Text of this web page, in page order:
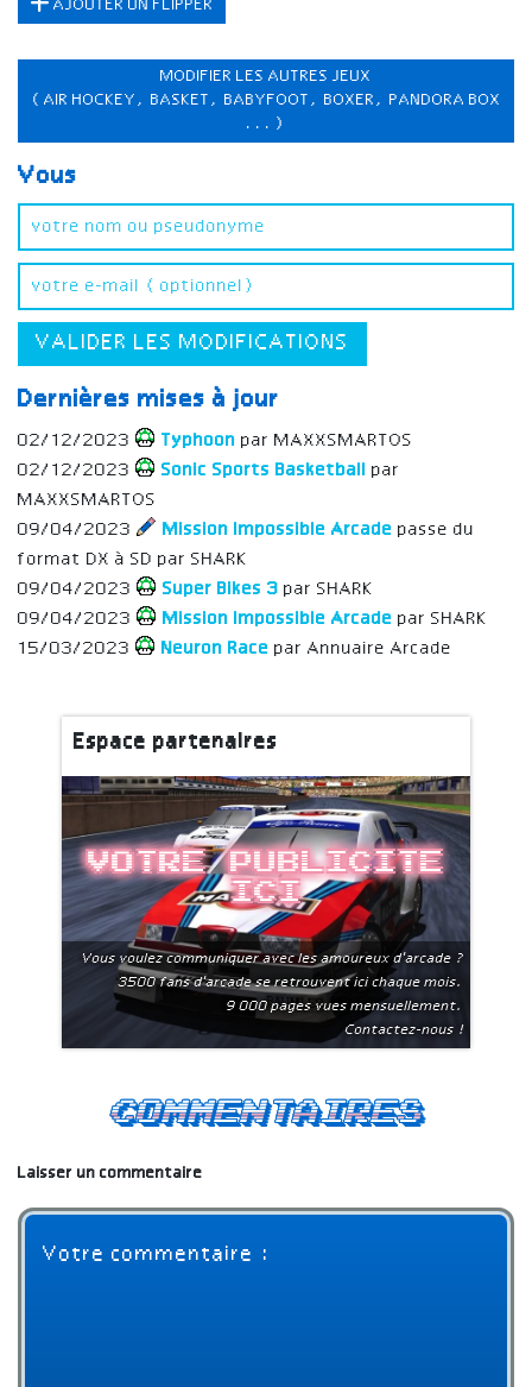
AJOUTER UN FLIPPER
MODIFIER LES AUTRES JEUX
(AIR HOCKEY, BASKET, BABYFOOT, BOXER, PANDORA BOX
...)
Vous
VALIDER LES MODIFICATIONS
Dernières mises à jour
02/12/2023 Typhoon par MAXXSMARTOS
02/12/2023
Sonic Sports Basketball par
MAXXSMARTOS
09/04/2023
Mission Impossible Arcade passe du
format DX à SD par SHARK
09/04/2023
Super Bikes 3 par SHARK
09/04/2023
Mission Impossible Arcade par SHARK
15/03/2023
Neuron Race par Annuaire Arcade
Espace partenaires
Votre publicite
ici
Vous voulez communiquer avec les amoureux d'arcade ?
3500 fans d'arcade se retrouvent ici chaque mois.
9 000 pages vues mensuellement.
Contactez-nous !
Commentaires
Laisser un commentaire